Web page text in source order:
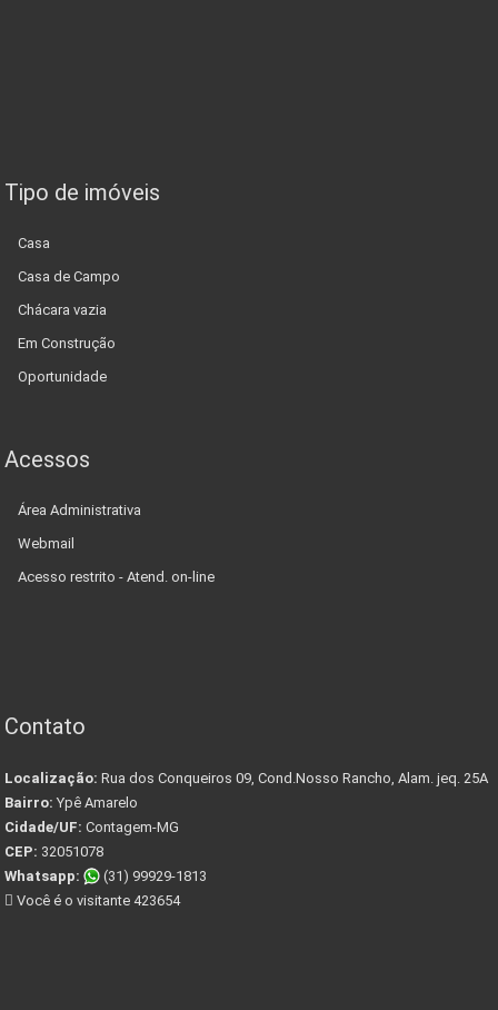
Tipo de imóveis
Casa
Casa de Campo
Chácara vazia
Em Construção
Oportunidade
Acessos
Área Administrativa
Webmail
Acesso restrito - Atend. on-line
Contato
Localização: Rua dos Conqueiros 09, Cond.Nosso Rancho, Alam. jeq. 25A
Bairro: Ypê Amarelo
Cidade/UF: Contagem-MG
CEP: 32051078
Whatsapp:
(31) 99929-1813
Você é o visitante 423654